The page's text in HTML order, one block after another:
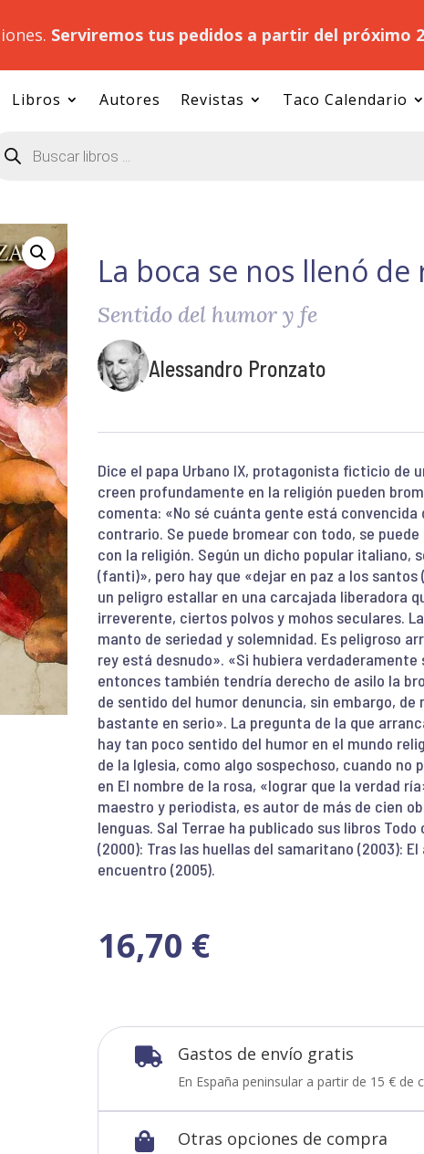
Serviremos tus pedidos a partir del próximo
Libros Autores Revistas Taco Calendario
La boca se nos llenó de
Sentido del humor y fe
Alessandro Pronzato
Dice el papa Urbano IX, protagonista ficticio de
creen profundamente en la religión pueden
comenta: «No sé cuánta gente está
contrario. Se puede bromear con todo, se
con la religión. Según un dicho popular italiano,
(fanti)», pero hay que «dejar en paz a los
un peligro estallar en una carcajada liberadora
irreverente, ciertos polvos y mohos seculares.
manto de seriedad y solemnidad. Es peligroso
rey está desnudo». «Si hubiera
entonces también tendría derecho de asilo la
de sentido del humor denuncia, sin embargo,
bastante en serio». La pregunta de la que
hay tan poco sentido del humor en el mundo
de la Iglesia, como algo sospechoso, cuando
en El nombre de la rosa, «lograr que la verdad
maestro y periodista, es autor de más de cien
lenguas. Sal Terrae ha publicado sus libros
(2000): Tras las huellas del samaritano (2003):
encuentro (2005).
16,70 €
 Gastos de envío gratis
En España peninsular a partir de 15 € de
 Otras opciones de compra